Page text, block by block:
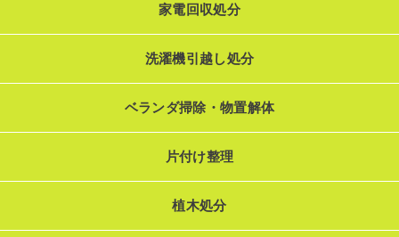
家電回収処分
洗濯機引越し処分
ベランダ掃除・物置解体
片付け整理
植木処分